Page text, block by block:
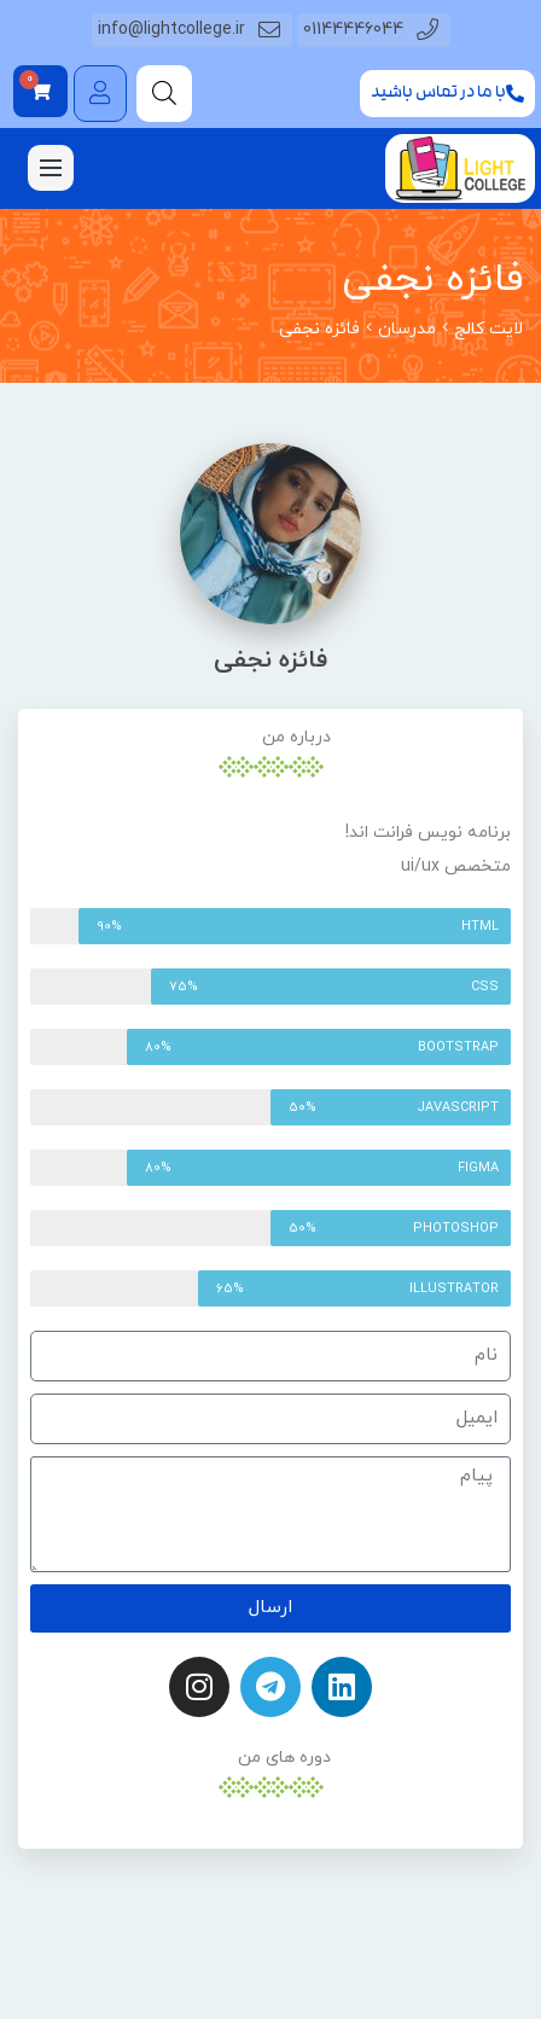
01144446044
info@lightcollege.ir
با ما در تماس باشید
0
فائزه نجفی
لایت کالج مدرسان فائزه نجفی
فائزه نجفی
درباره من
برنامه نویس فرانت اند!
متخصص ui/ux
HTML
90%
CSS
75%
BOOTSTRAP
80%
JAVASCRIPT
50%
FIGMA
80%
PHOTOSHOP
50%
ILLUSTRATOR
65%
ارسال
دوره های من